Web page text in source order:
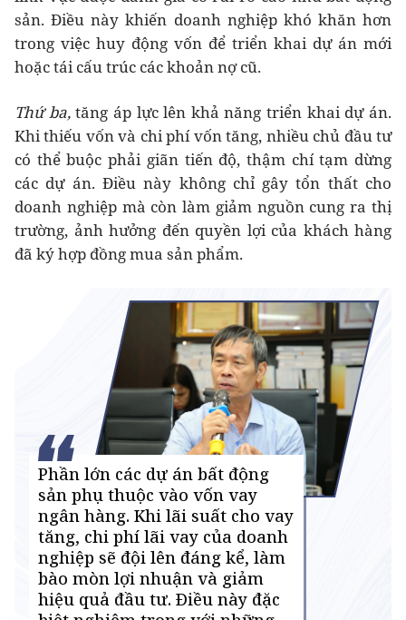
sản. Điều này khiến doanh nghiệp khó khăn hơn
trong việc huy động vốn để triển khai dự án mới
hoặc tái cấu trúc các khoản nợ cũ.
Thứ ba,tăng áp lực lên khả năng triển khai dự án.
Khi thiếu vốn và chi phí vốn tăng, nhiều chủ đầu tư
có thể buộc phải giãn tiến độ, thậm chí tạm dừng
các dự án. Điều này không chỉ gây tổn thất cho
doanh nghiệp mà còn làm giảm nguồn cung ra thị
trường, ảnh hưởng đến quyền lợi của khách hàng
đã ký hợp đồng mua sản phẩm.